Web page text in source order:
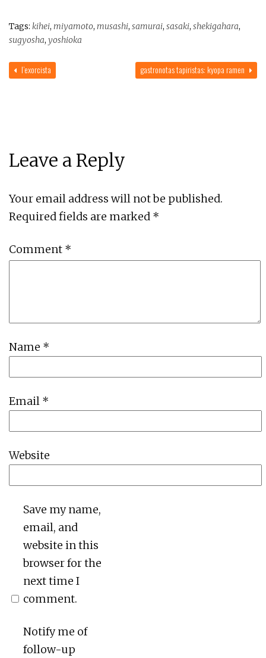
Tags: kihei, miyamoto, musashi, samurai, sasaki, shekigahara,
sugyosha, yoshioka
gastronotas tapiristas: kyopa ramen
l’exorcista
Leave a Reply
Your email address will not be published.
Required fields are marked *
Comment *
Name *
Email *
Website
Save my name,
email, and
website in this
browser for the
next time I
comment.
Notify me of
follow-up